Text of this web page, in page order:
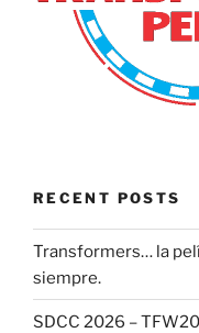
RECENT POSTS
Transformers… la
siempre.
SDCC 2026 –